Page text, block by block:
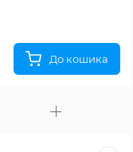
До кошика